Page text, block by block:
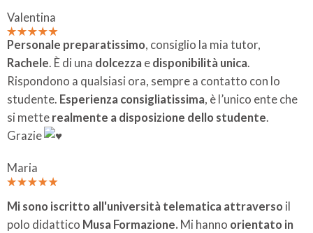
Valentina
Personale preparatissimo, consiglio la mia tutor,
Rachele. È di una dolcezza e disponibilità unica.
Rispondono a qualsiasi ora, sempre a contatto con lo
studente. Esperienza consigliatissima, è l’unico ente che
si mette realmente a disposizione dello studente.
Grazie
Maria
Mi sono iscritto all'università telematica attraverso il
polo didattico Musa Formazione. Mi hanno orientato in